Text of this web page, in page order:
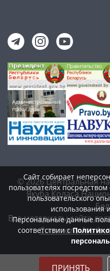
© 2026 Центральная
Якуба Коласа
Все материалы сайта
Commons
Сайт собирает
пользователях посредством
пользовательского
использования
Персональные данные
соответствии с
ПРИНЯТЬ